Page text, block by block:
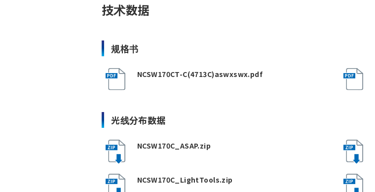
技术数据
规格书
NCSW170CT-C(4713C)aswxswx.pdf
光线分布数据
NCSW170C_ASAP.zip
NCSW170C_LightTools.zip